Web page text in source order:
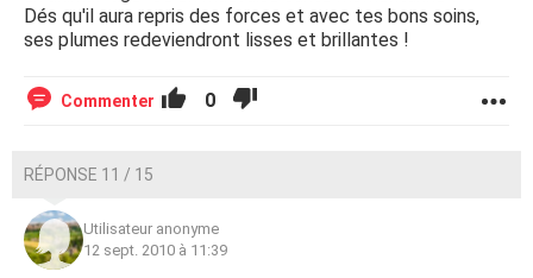
Dés qu'il aura repris des forces et avec tes bons soins,
ses plumes redeviendront lisses et brillantes !
Commenter 0
RÉPONSE 11 / 15
Utilisateur anonyme
12 sept. 2010 à 11:39